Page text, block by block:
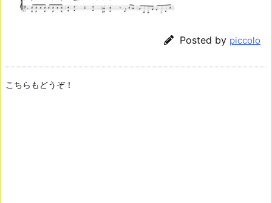
Posted by piccolo
こちらもどうぞ！